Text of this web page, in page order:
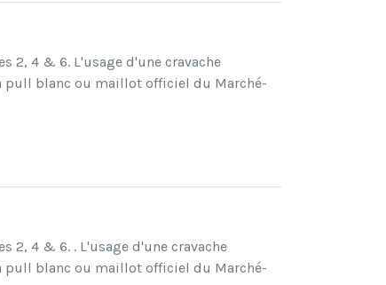
2, 4 & 6. L'usage d'une cravache
pull blanc ou maillot officiel du Marché-
2, 4 & 6. . L'usage d'une cravache
pull blanc ou maillot officiel du Marché-